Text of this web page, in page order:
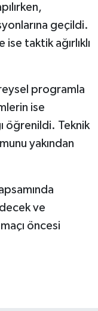
geçildi.
ise taktik ağırlıklı
programla
ise
öğrenildi. Teknik
yakından
ve
öncesi